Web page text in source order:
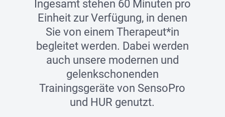
Ingesamt stehen 60 Minuten pro
Einheit zur Verfügung, in denen
Sie von einem Therapeut*in
begleitet werden. Dabei werden
auch unsere modernen und
gelenkschonenden
Trainingsgeräte von SensoPro
und HUR genutzt.